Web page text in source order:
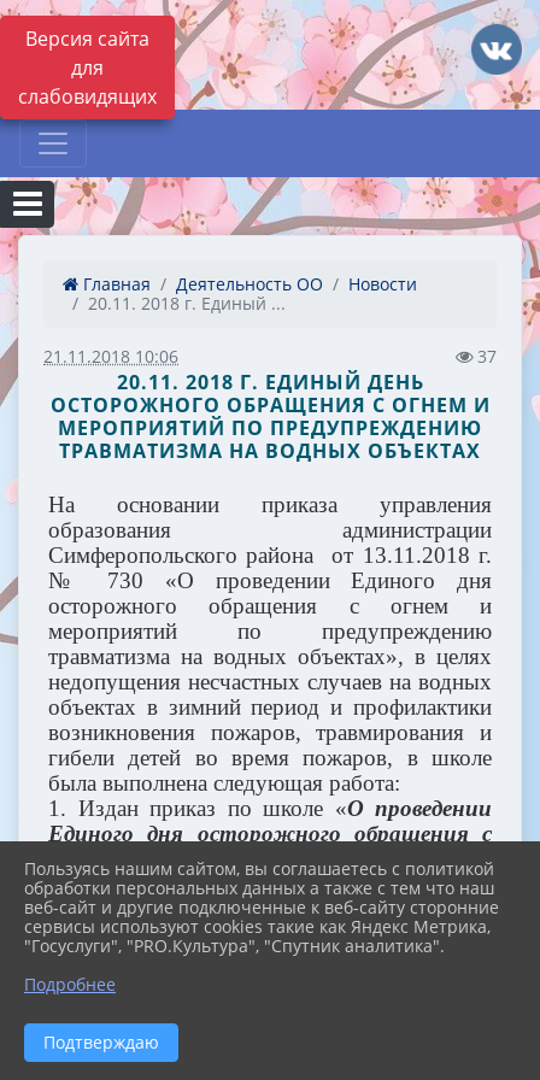
Версия сайта
для
слабовидящих
Главная Деятельность ОО
Новости
20.11. 2018 г. Единый ...
21.11.2018 10:06 37
20.11. 2018 Г. ЕДИНЫЙ ДЕНЬ
ОСТОРОЖНОГО ОБРАЩЕНИЯ С ОГНЕМ И
МЕРОПРИЯТИЙ ПО ПРЕДУПРЕЖДЕНИЮ
ТРАВМАТИЗМА НА ВОДНЫХ ОБЪЕКТАХ
На основании приказа управления
образования администрации
Симферопольского района от 13.11.2018 г.
№ 730 «О проведении
Единого дня
осторожного обращения с огнем и
мероприятий по предупреждению
травматизма на водных объектах», в целях
недопущения несчастных случаев на водных
объектах в зимний период и профилактики
возникновения пожаров, травмирования и
гибели детей во время пожаров, в школе
была выполнена следующая работа:
1. Издан приказ по школе «О проведении
Единого дня осторожного обращения с
огнем и мероприятий по предупреждению
травматизма на водных объектах» №
349-О от 14.11.2018 г.
2. 20 ноября проведен Единый день знаний
осторожного обращения с огнем . в рамках
которого
поведения и действиям в случае
возникновения пожара в образовательной
Пользуясь нашим сайтом, вы соглашаетесь с политикой
обработки персональных данных а также с тем что наш
веб-сайт и другие подключенные к веб-сайту сторонние
сервисы используют cookies такие как Яндекс Метрика,
"Госуслуги", "PRO.Культура", "Спутник аналитика".
Подробнее
Подтверждаю